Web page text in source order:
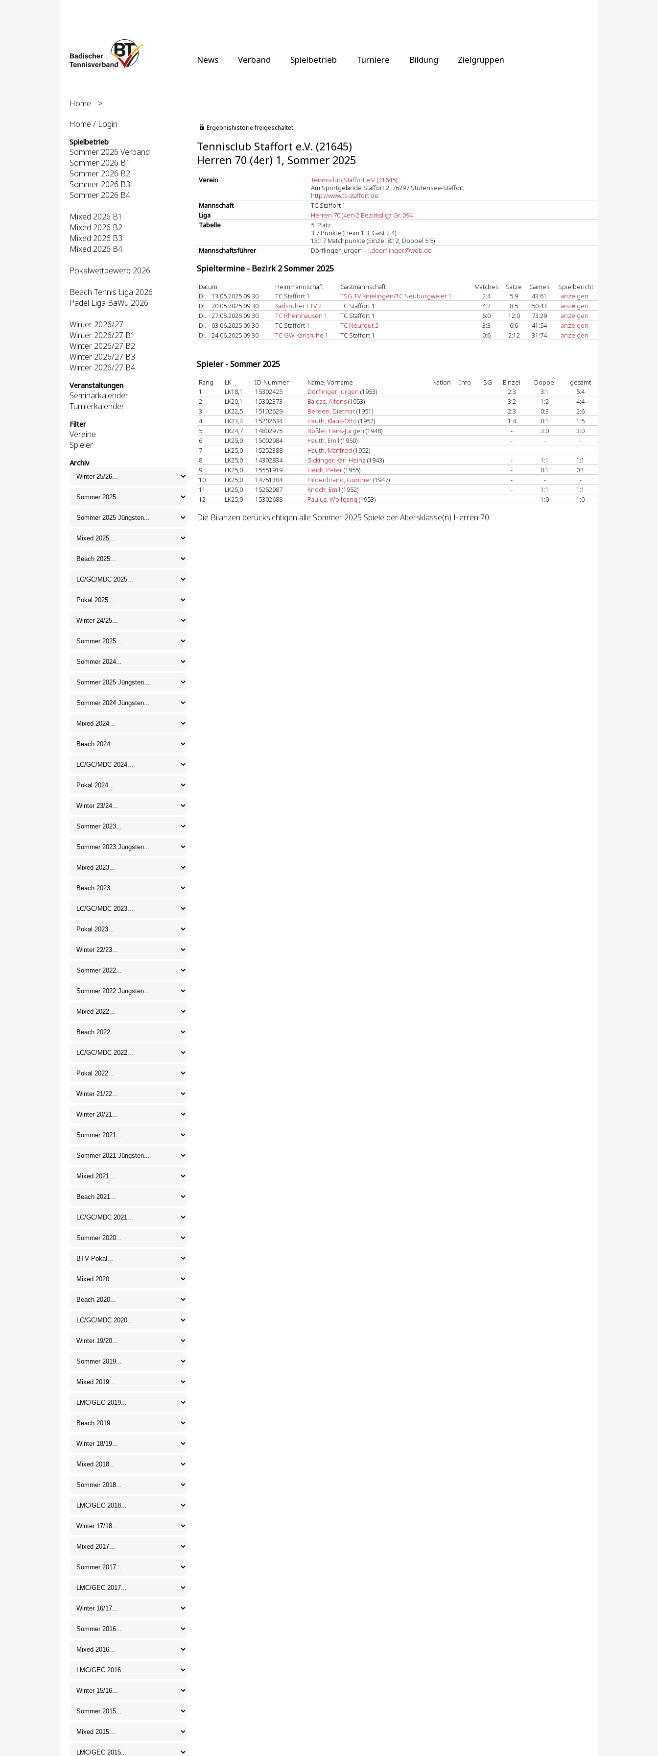
News Verband Spielbetrieb Turniere Bildung Zielgruppen
Home
>
Home / Login
Spielbetrieb
Sommer 2026 Verband
Sommer 2026 B1
Sommer 2026 B2
Sommer 2026 B3
Sommer 2026 B4
Mixed 2026 B1
Mixed 2026 B2
Mixed 2026 B3
Mixed 2026 B4
Pokalwettbewerb 2026
Beach Tennis Liga 2026
Padel Liga BaWü 2026
Winter 2026/27
Winter 2026/27 B1
Winter 2026/27 B2
Winter 2026/27 B3
Winter 2026/27 B4
Veranstaltungen
Seminarkalender
Turnierkalender
Filter
Vereine
Spieler
Archiv
Ergebnishistorie freigeschaltet
Tennisclub Staffort e.V. (21645)
Herren 70 (4er) 1, Sommer 2025
Verein
Tennisclub Staffort e.V. (21645)
Am Sportgelände Staffort 2, 76297 Stutensee-Staffort
http://www.tc-staffort.de
Mannschaft
TC Staffort 1
Liga
Herren 70 (4er) 2.Bezirksliga Gr. 094
Tabelle
5. Platz
3:7 Punkte (Heim 1:3, Gast 2:4)
13:17 Matchpunkte (Einzel 8:12, Doppel 5:5)
Mannschaftsführer
Dörflinger Jürgen - j.doerflinger@web.de
Spieltermine - Bezirk 2 Sommer 2025
Datum Heimmannschaft Gastmannschaft Matches Sätze Games
Spielbericht
Di.
13.05.2025 09:30 TC Staffort 1 TSG TV Knielingen/TC Neuburgweier 1 2:4 5:9 43:61
anzeigen
Di.
20.05.2025 09:30 Karlsruher ETV 2 TC Staffort 1 4:2 8:5 50:43
anzeigen
Di.
27.05.2025 09:30 TC Rheinhausen 1 TC Staffort 1 6:0 12:0 73:29
anzeigen
Di.
03.06.2025 09:30 TC Staffort 1 TC Neureut 2 3:3 6:6 41:54
anzeigen
Di.
24.06.2025 09:30 TC GW Karlsruhe 1 TC Staffort 1 0:6 2:12 31:74 anzeigen
Spieler - Sommer 2025
Rang LK ID-Nummer Name, Vorname Nation Info SG Einzel Doppel
gesamt
1
LK18,1 15302425 Dörflinger, Jürgen (1953) 2:3 3:1
5:4
2
LK20,1 15302373 Baldas, Alfons(1953) 3:2 1:2
4:4
3
LK22,5 15102629 Berden, Dietmar(1951) 2:3 0:3
2:6
4
LK23,4 15202634 Hauth, Klaus-Otto (1952) 1:4 0:1
1:5
5
LK24,7 14802975 Rößler, Hans-Jürgen (1948) - 3:0
3:0
6
LK25,0 15002984 Hauth, Emil (1950) - -
-
7
LK25,0 15252388 Hauth, Manfred (1952) - -
-
8
LK25,0 14302834 Sickinger, Karl-Heinz (1943) - 1:1
1:1
9
LK25,0 15551919 Heidt, Peter(1955) - 0:1
0:1
10
LK25,0 14751304 Hildenbrand, Günther(1947) - -
-
11
LK25,0 15252987 Knoch, Emil (1952) - 1:1
1:1
12
LK25,0 15302688 Paulus, Wolfgang (1953) - 1:0 1:0
Die Bilanzen berücksichtigen alle Sommer 2025 Spiele der Altersklasse(n) Herren 70.